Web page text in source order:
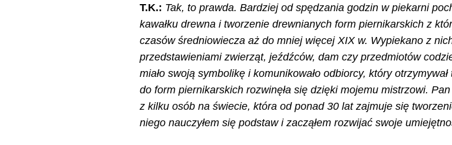
T.K.: Tak, to prawda. Bardziej od spędzania godzin w piekarni
kawałku drewna i tworzenie drewnianych form piernikarskich z
czasów średniowiecza aż do mniej więcej XIX w. Wypiekano z
przedstawieniami zwierząt, jeźdźców, dam czy przedmiotów
miało swoją symbolikę i komunikowało odbiorcy, który
do form piernikarskich rozwinęła się dzięki mojemu mistrzowi.
z kilku osób na świecie, która od ponad 30 lat zajmuje się
niego nauczyłem się podstaw i zacząłem rozwijać swoje